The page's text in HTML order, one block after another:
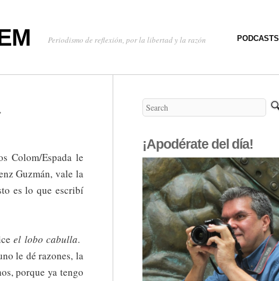
Periodismo de reflexión, por la libertad y la razón PODCASTS
Colom/Espada le
Guzmán, vale la
es lo que escribí
el lobo cabulla.
le dé razones, la
porque ya tengo
¡Apodérate del día!